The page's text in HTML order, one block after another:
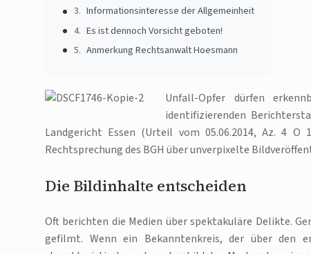
Informationsinteresse der Allgemeinheit
Es ist dennoch Vorsicht geboten!
Anmerkung Rechtsanwalt Hoesmann
Unfall-Opfer dürfen
identifizierenden
Landgericht Essen (Urteil vom 05.06.2014, Az. 4
Rechtsprechung des BGH über unverpixelte
Die Bildinhalte entscheiden
Oft berichten die Medien über spektakuläre Delikte.
gefilmt. Wenn ein Bekanntenkreis, der über den